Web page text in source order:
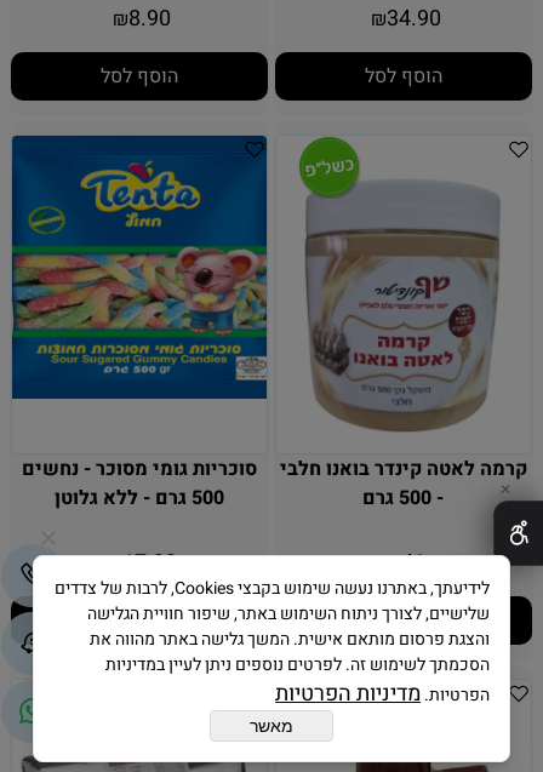
₪34.90
הוסף לסל
₪8.90
הוסף לסל
קרמה לאטה קינדר בואנו חלבי
- 500 גרם
₪41
הוסף לסל
סוכריות גומי מסוכר - נחשים
500 גרם - ללא גלוטן
₪17.90
הוסף לסל
✕
לידיעתך, באתרנו נעשה שימוש בקבצי Cookies, לרבות של צדדים
שלישיים, לצורך ניתוח השימוש באתר, שיפור חוויית הגלישה
והצגת פרסום מותאם אישית. המשך גלישה באתר מהווה את
הסכמתך לשימוש זה. לפרטים נוספים ניתן לעיין במדיניות
הפרטיות.מדיניות הפרטיות
מאשר